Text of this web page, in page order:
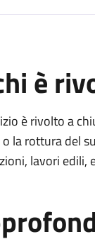
è
è rivolto a
la rottura del
lavori edili,